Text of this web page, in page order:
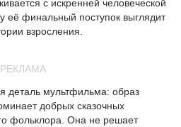
с искренней человеческой
её финальный поступок выглядит
взросления.
РЕКЛАМА
деталь мультфильма: образ
добрых сказочных
фольклора. Она не решает